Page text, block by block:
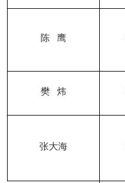
陈 鹰
樊 炜
张大海